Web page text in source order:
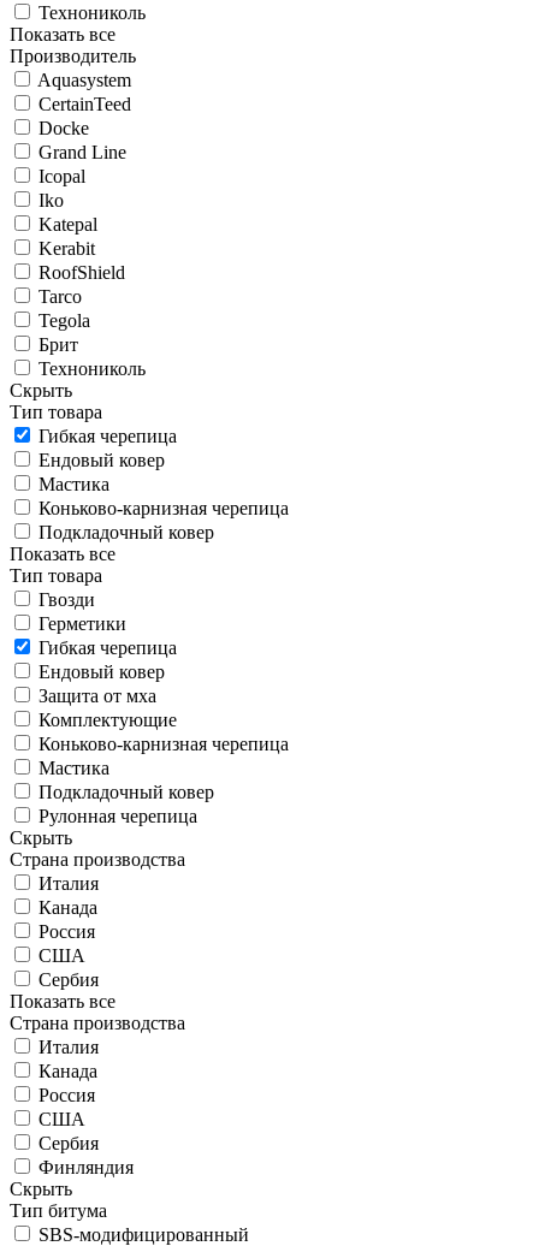
Технониколь
Показать все
Производитель
Aquasystem
CertainTeed
Docke
Grand Line
Icopal
Iko
Katepal
Kerabit
RoofShield
Tarco
Tegola
Брит
Технониколь
Скрыть
Тип товара
Гибкая черепица
Ендовый ковер
Мастика
Коньково-карнизная черепица
Подкладочный ковер
Показать все
Тип товара
Гвозди
Герметики
Гибкая черепица
Ендовый ковер
Защита от мха
Комплектующие
Коньково-карнизная черепица
Мастика
Подкладочный ковер
Рулонная черепица
Скрыть
Страна производства
Италия
Канада
Россия
США
Сербия
Показать все
Страна производства
Италия
Канада
Россия
США
Сербия
Финляндия
Скрыть
Тип битума
SBS-модифицированный